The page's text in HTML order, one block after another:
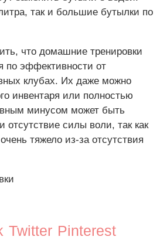
так и большие бутылки по
что домашние тренировки
по эффективности от
клубах. Их даже можно
инвентаря или полностью
минусом может быть
отсутствие силы воли, так как
тяжело из-за отсутствия
Twitter Pinterest